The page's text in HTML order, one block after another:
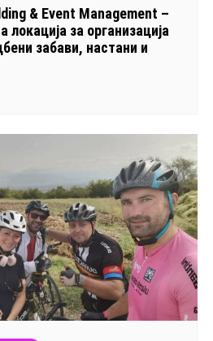
& Event Management –
за организација
забави, настани и